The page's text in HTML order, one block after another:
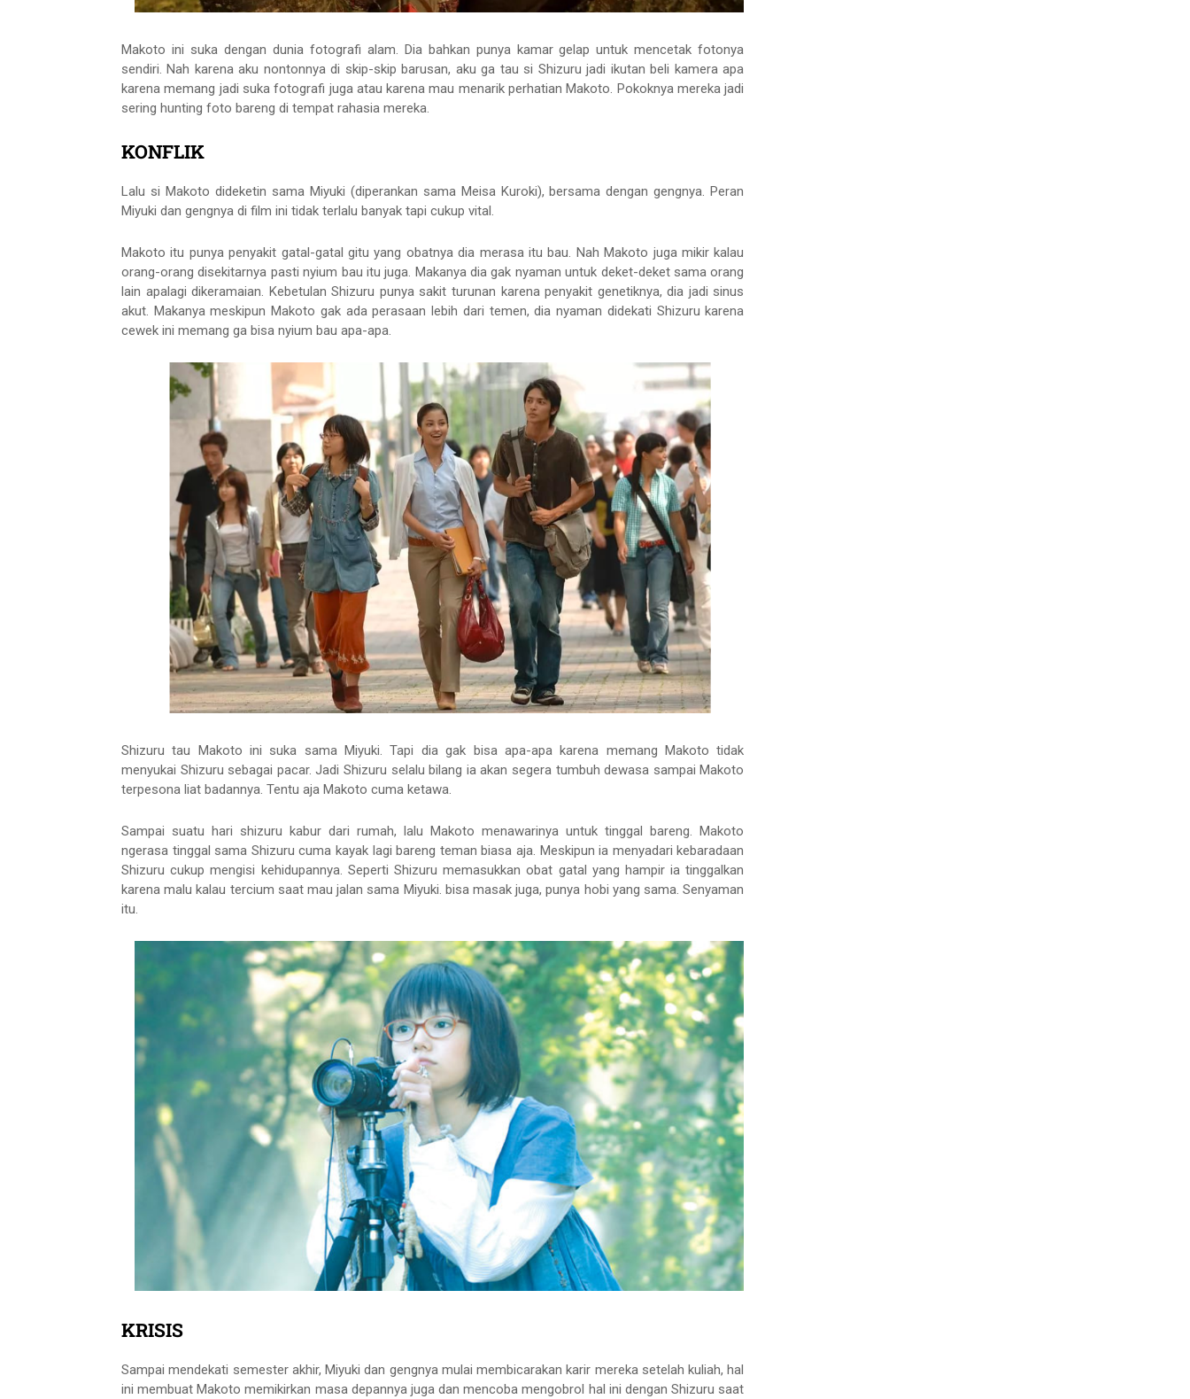
Makoto ini suka dengan dunia fotografi alam. Dia bahkan punya kamar gelap untuk mencetak fotonya
sendiri. Nah karena aku nontonnya di skip-skip barusan, aku ga tau si Shizuru jadi ikutan beli kamera apa
karena memang jadi suka fotografi juga atau karena mau menarik perhatian Makoto. Pokoknya mereka jadi
sering hunting foto bareng di tempat rahasia mereka.
KONFLIK
Lalu si Makoto dideketin sama Miyuki (diperankan sama Meisa Kuroki), bersama dengan gengnya. Peran
Miyuki dan gengnya di film ini tidak terlalu banyak tapi cukup vital.
Makoto itu punya penyakit gatal-gatal gitu yang obatnya dia merasa itu bau. Nah Makoto juga mikir kalau
orang-orang disekitarnya pasti nyium bau itu juga. Makanya dia gak nyaman untuk deket-deket sama orang
lain apalagi dikeramaian. Kebetulan Shizuru punya sakit turunan karena penyakit genetiknya, dia jadi sinus
akut. Makanya meskipun Makoto gak ada perasaan lebih dari temen, dia nyaman didekati Shizuru karena
cewek ini memang ga bisa nyium bau apa-apa.
Shizuru tau Makoto ini suka sama Miyuki. Tapi dia gak bisa apa-apa karena memang Makoto tidak
menyukai Shizuru sebagai pacar. Jadi Shizuru selalu bilang ia akan segera tumbuh dewasa sampai Makoto
terpesona liat badannya. Tentu aja Makoto cuma ketawa.
Sampai suatu hari shizuru kabur dari rumah, lalu Makoto menawarinya untuk tinggal bareng. Makoto
ngerasa tinggal sama Shizuru cuma kayak lagi bareng teman biasa aja. Meskipun ia menyadari kebaradaan
Shizuru cukup mengisi kehidupannya. Seperti Shizuru memasukkan obat gatal yang hampir ia tinggalkan
karena malu kalau tercium saat mau jalan sama Miyuki. bisa masak juga, punya hobi yang sama. Senyaman
itu.
KRISIS
Sampai mendekati semester akhir, Miyuki dan gengnya mulai membicarakan karir mereka setelah kuliah, hal
ini membuat Makoto memikirkan masa depannya juga dan mencoba mengobrol hal ini dengan Shizuru saat